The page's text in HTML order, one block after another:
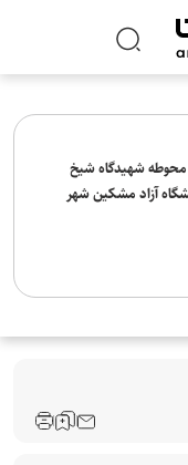
محوطه شهیدگاه شیخ
آزاد مشکین شهر